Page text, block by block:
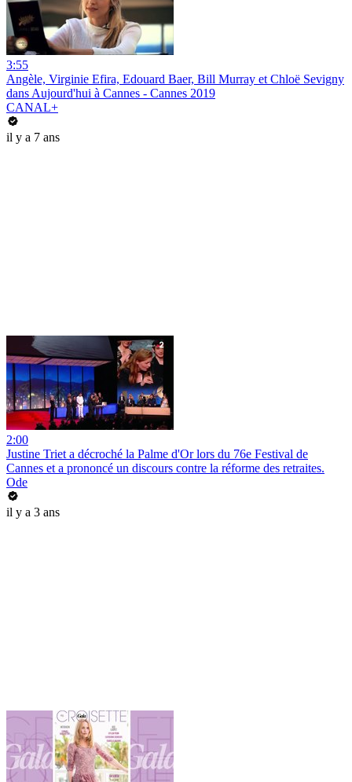
3:55
Angèle, Virginie Efira, Edouard Baer, Bill Murray et Chloë Sevigny
dans Aujourd'hui à Cannes - Cannes 2019
CANAL+
il y a 7 ans
2:00
Justine Triet a décroché la Palme d'Or lors du 76e Festival de
Cannes et a prononcé un discours contre la réforme des retraites.
Ode
il y a 3 ans